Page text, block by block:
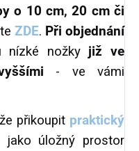
o 10 cm, 20 cm či
ZDE. Při objednání
nožkyjiž ve
- ve vámi
přikoupit praktický
jako úložný prostor